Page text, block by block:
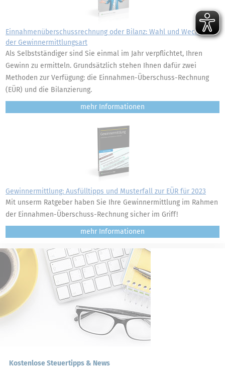
Einnahmenüberschussrechnung oder Bilanz: Wahl und Wechsel
der Gewinnermittlungsart
Als Selbstständiger sind Sie einmal im Jahr verpflichtet, Ihren
Gewinn zu ermitteln. Grundsätzlich stehen Ihnen dafür zwei
Methoden zur Verfügung: die Einnahmen-Überschuss-Rechnung
(EÜR) und die Bilanzierung.
mehr
Gewinnermittlung: Ausfülltipps und Musterfall zur EÜR für 2023
Mit unserm Ratgeber haben Sie Ihre Gewinnermittlung im Rahmen
der Einnahmen-Überschuss-Rechnung sicher im Griff!
mehr
Kostenlose Steuertipps & News